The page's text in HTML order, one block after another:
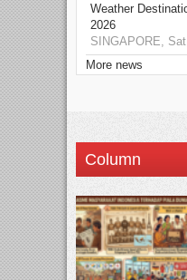
Weather
2026
SINGAPORE,
More news
Column